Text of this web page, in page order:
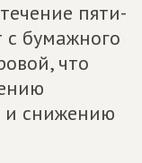
пяти-
с бумажного
что
и снижению